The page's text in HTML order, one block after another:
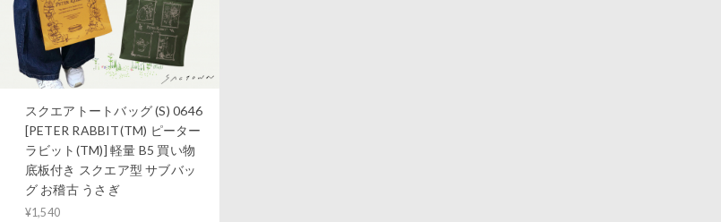
スクエアトートバッグ (S) 0646
[PETER RABBIT(TM) ピーター
ラビット(TM)] 軽量 B5 買い物
底板付き スクエア型 サブバッ
グ お稽古 うさぎ
¥1,540